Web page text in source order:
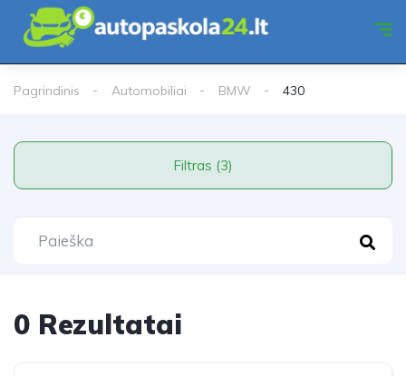
Pagrindinis Automobiliai BMW 430
Filtras (3)
0 Rezultatai